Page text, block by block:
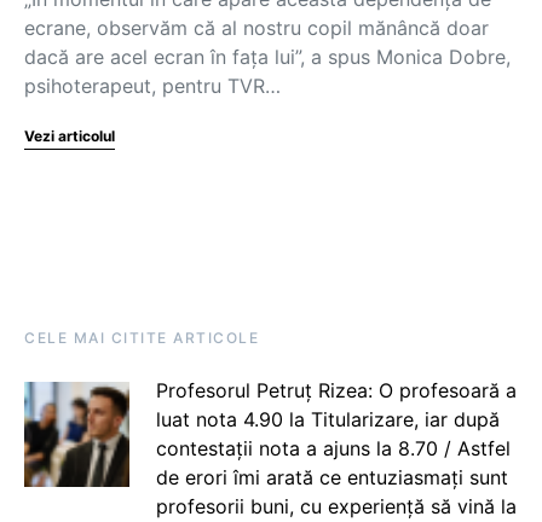
ecrane, observăm că al nostru copil mănâncă doar
dacă are acel ecran în fața lui”, a spus Monica Dobre,
psihoterapeut, pentru TVR…
Vezi articolul
CELE MAI CITITE ARTICOLE
Profesorul Petruț Rizea: O profesoară a
luat nota 4.90 la Titularizare, iar după
contestații nota a ajuns la 8.70 / Astfel
de erori îmi arată ce entuziasmați sunt
profesorii buni, cu experiență să vină la